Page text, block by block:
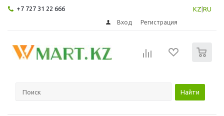
+7 727 31 22 666 KZ RU
Вход Регистрация
Найти